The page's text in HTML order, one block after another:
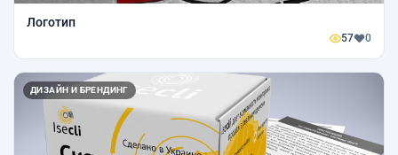
Логотип
57 0
ДИЗАЙН И БРЕНДИНГ